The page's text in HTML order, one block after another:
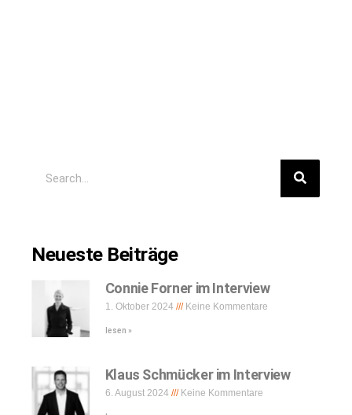
Neueste Beiträge
Connie Forner im Interview
1. Oktober 2024 Keine Kommentare
lesen »
Klaus Schmücker im Interview
6. August 2024 Keine Kommentare